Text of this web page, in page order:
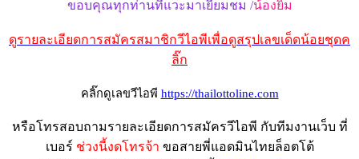
ขอบคุณทุกท่านที่แวะมาเยี่ยมชม /น้องยิ้ม
ดูรายละเอียดการสมัครสมาชิกวีไอพีเพื่อดูสรุปเลขเด็ดน้อยชุดค
ลิ๊ก
คลิ๊กดูเลขวีไอพี https://thailottoline.com
หรือโทรสอบถามรายละเอียดการสมัครวีไอพี กับทีมงานเว็บ ที่
เบอร์ ช่วงนี้งดโทรจ้า ขอสายพี่แอดมินไทยล็อตโต้